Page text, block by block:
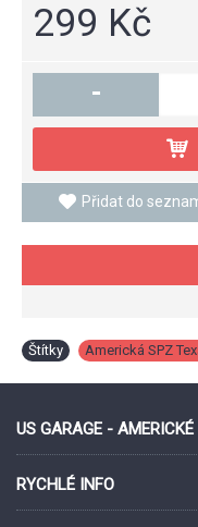
299 Kč
-
Přidat do
Štítky Americká SPZ
US GARAGE -
RYCHLÉ INFO